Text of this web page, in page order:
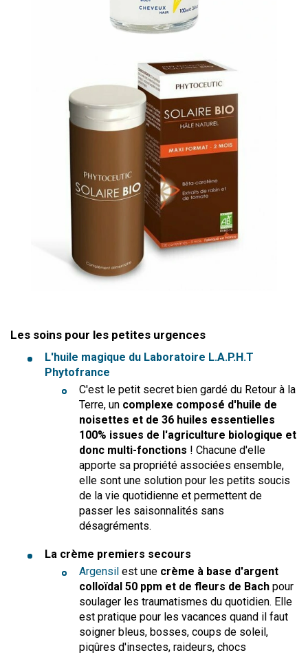
Les soins pour les petites urgences
L'huile magique du Laboratoire L.A.P.H.T
Phytofrance
C'est le petit secret bien gardé du Retour à la
Terre, un complexe composé d'huile de
noisettes et de 36 huiles essentielles
100% issues de l'agriculture biologique et
donc multi-fonctions ! Chacune d'elle
apporte sa propriété associées ensemble,
elle sont une solution pour les petits soucis
de la vie quotidienne et permettent de
passer les saisonnalités sans
désagréments.
La crème premiers secours
Argensil est une crème à base d'argent
colloïdal 50 ppm et de fleurs de Bach pour
soulager les traumatismes du quotidien. Elle
est pratique pour les vacances quand il faut
soigner bleus, bosses, coups de soleil,
piqûres d'insectes, raideurs, chocs